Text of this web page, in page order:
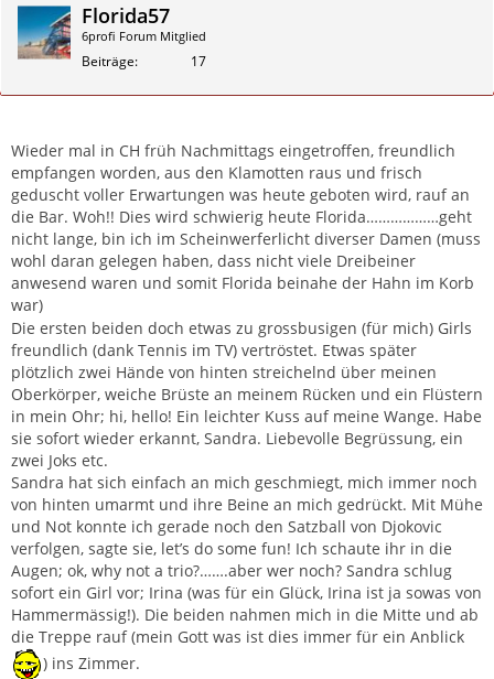
Florida57
6profi Forum Mitglied
Beiträge 17
Wieder mal in CH früh Nachmittags eingetroffen, freundlich
empfangen worden, aus den Klamotten raus und frisch
geduscht voller Erwartungen was heute geboten wird, rauf an
die Bar. Woh!! Dies wird schwierig heute Florida………………geht
nicht lange, bin ich im Scheinwerferlicht diverser Damen (muss
wohl daran gelegen haben, dass nicht viele Dreibeiner
anwesend waren und somit Florida beinahe der Hahn im Korb
war)
Die ersten beiden doch etwas zu grossbusigen (für mich) Girls
freundlich (dank Tennis im TV) vertröstet. Etwas später
plötzlich zwei Hände von hinten streichelnd über meinen
Oberkörper, weiche Brüste an meinem Rücken und ein Flüstern
in mein Ohr; hi, hello! Ein leichter Kuss auf meine Wange. Habe
sie sofort wieder erkannt, Sandra. Liebevolle Begrüssung, ein
zwei Joks etc.
Sandra hat sich einfach an mich geschmiegt, mich immer noch
von hinten umarmt und ihre Beine an mich gedrückt. Mit Mühe
und Not konnte ich gerade noch den Satzball von Djokovic
verfolgen, sagte sie, let’s do some fun! Ich schaute ihr in die
Augen; ok, why not a trio?…….aber wer noch? Sandra schlug
sofort ein Girl vor; Irina (was für ein Glück, Irina ist ja sowas von
Hammermässig!). Die beiden nahmen mich in die Mitte und ab
die Treppe rauf (mein Gott was ist dies immer für ein Anblick
) ins Zimmer.
Zitieren